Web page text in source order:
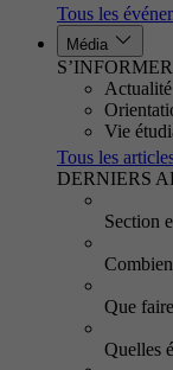
Tous les
Média
S’INFORMER
Actualité
Vie
Tous les
DERNIERS
Section
Que
Quelles